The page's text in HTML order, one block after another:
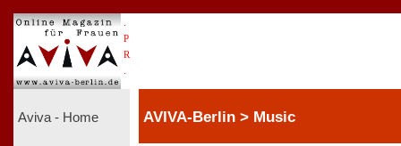
P
R
Aviva - Home AVIVA-Berlin > Music